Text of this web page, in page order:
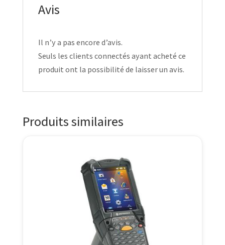
Avis
Il n’y a pas encore d’avis.
Seuls les clients connectés ayant acheté ce
produit ont la possibilité de laisser un avis.
Produits similaires